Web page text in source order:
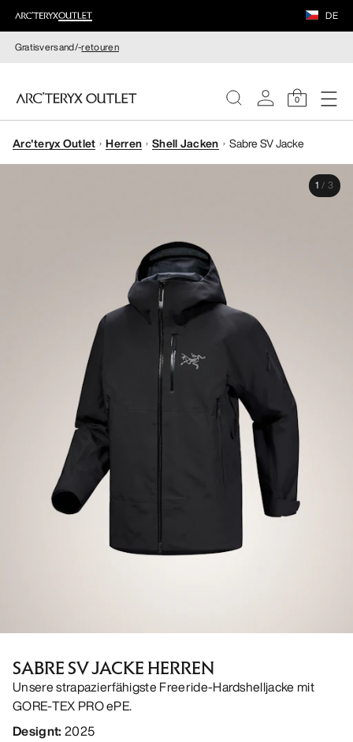
DE
Gratisversand/-retouren
0
DAMEN
Arc'teryx Outlet Herren Shell Jacken Sabre SV Jacke
1 / 3
SABRE SV JACKE HERREN
Unsere strapazierfähigste Freeride-Hardshelljacke mit
GORE-TEX PRO ePE.
Designt: 2025